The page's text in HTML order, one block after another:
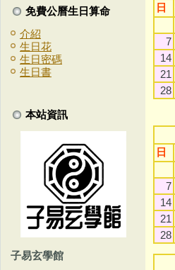
免費公曆生日算命
介紹
生日花
生日密碼
生日書
本站資訊
子易玄學館
日
7
14
21
28
日
7
14
21
28